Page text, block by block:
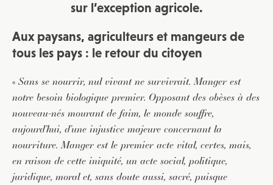
sur l’exception agricole.
Aux paysans, agriculteurs et mangeurs de
tous les pays : le retour du citoyen
« Sans se nourrir, nul vivant ne survivrait. Manger est
notre besoin biologique premier. Opposant des obèses à des
nouveau-nés mourant de faim, le monde souffre,
aujourd’hui, d’une injustice majeure concernant la
nourriture. Manger est le premier acte vital, certes, mais,
en raison de cette iniquité, un acte social, politique,
juridique, moral et, sans doute aussi, sacré, puisque